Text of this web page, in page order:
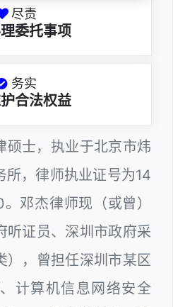
尽责
委托事项
务实
合法权益
硕士，执业于北京市炜
所，律师执业证号为14
邓杰律师现（或曾）
听证员、深圳市政府采
），曾担任深圳市某区
计算机信息网络安全